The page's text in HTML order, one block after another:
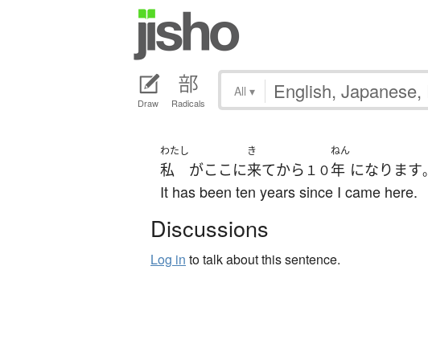
Draw Radicals
All ▾
わたし
私 がここ に
き
来てから １０
ねん
年 になります。
It has been ten years since I came here.
Discussions
Log in to talk about this sentence.